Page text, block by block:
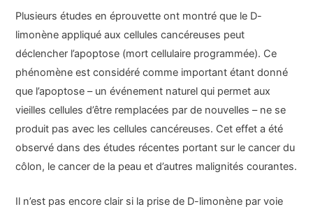
Plusieurs études en éprouvette ont montré que le D-
limonène appliqué aux cellules cancéreuses peut
déclencher l’apoptose (mort cellulaire programmée). Ce
phénomène est considéré comme important étant donné
que l’apoptose – un événement naturel qui permet aux
vieilles cellules d’être remplacées par de nouvelles – ne se
produit pas avec les cellules cancéreuses. Cet effet a été
observé dans des études récentes portant sur le cancer du
côlon, le cancer de la peau et d’autres malignités courantes.
Il n’est pas encore clair si la prise de D-limonène par voie